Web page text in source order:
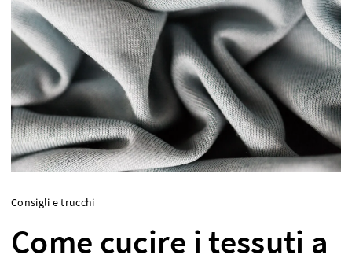
Consigli e trucchi
Come cucire i tessuti a